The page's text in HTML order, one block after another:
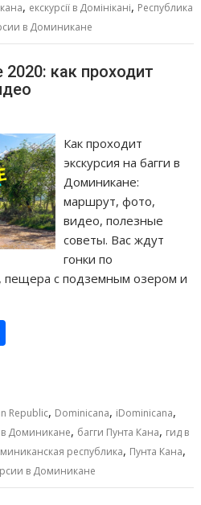
и
т
ь
, екскурсії в Домінікані, Республика
в Доминикане
как проходит
Как проходит
экскурсия на багги в
Доминикане:
маршрут, фото,
видео, полезные
советы. Вас ждут
гонки по
с подземным озером и
р
а
в
и
Republic, Dominicana, iDominicana,
в Доминикане, багги Пунта Кана, гид в
республика, Пунта Кана,
в Доминикане